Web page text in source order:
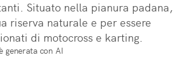
Situato nella pianura padana,
riserva naturale e per essere
di motocross e karting.
generata con AI